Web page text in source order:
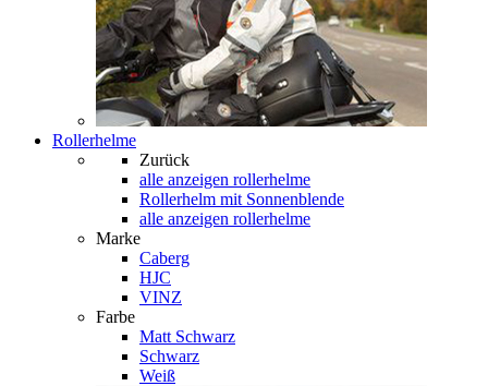
Rollerhelme
Zurück
alle anzeigen rollerhelme
Rollerhelm mit Sonnenblende
alle anzeigen rollerhelme
Marke
Caberg
HJC
VINZ
Farbe
Matt Schwarz
Schwarz
Weiß